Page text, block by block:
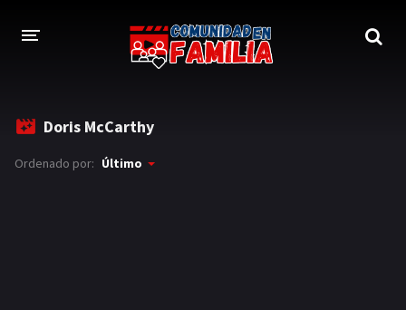
Doris McCarthy
Ordenado por: Último